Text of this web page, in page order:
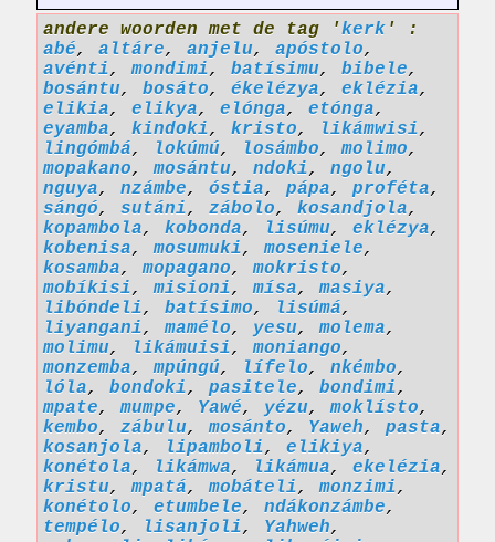
andere woorden met de tag 'kerk ' :
abé, altáre, anjelu, apóstolo,
avénti,mondimi, batísimu, bibele,
bosántu, bosáto, ékelézya, eklézia,
elikia, elikya, elónga, etónga,
eyamba, kindoki, kristo, likámwisi,
lingómbá, lokúmú, losámbo,molimo,
mopakano,mosántu, ndoki, ngolu,
nguya, nzámbe, óstia, pápa, proféta,
sángó, sutáni, zábolo, kosandjola,
kopambola, kobonda, lisúmu, eklézya,
kobenisa,mosumuki,moseniele,
kosamba,mopagano,mokristo,
mobíkisi,misioni,mísa,masiya,
libóndeli, batísimo, lisúmá,
liyangani,mamélo, yesu,molema,
molimu, likámuisi,moniango,
monzemba,mpúngú, lífelo, nkémbo,
lóla, bondoki, pasitele, bondimi,
mpate,mumpe, Yawé, yézu,moklísto,
kembo, zábulu,mosánto, Yaweh, pasta,
kosanjola, lipamboli, elikiya,
konétola, likámwa, likámua, ekelézia,
kristu,mpatá,mobáteli,monzimi,
konétolo, etumbele, ndákonzámbe,
tempélo, lisanjoli, Yahweh,